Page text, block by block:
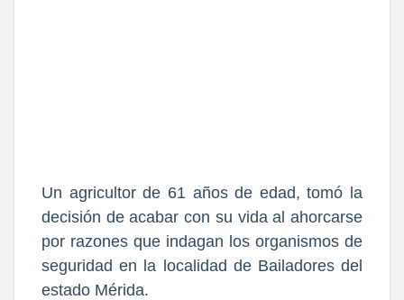
Un agricultor de 61 años de edad, tomó la
decisión de acabar con su vida al ahorcarse
por razones que indagan los organismos de
seguridad en la localidad de Bailadores del
estado Mérida.